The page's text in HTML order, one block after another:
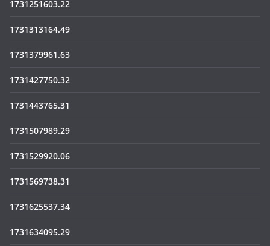
1731251603.22
1731313164.49
1731379961.63
1731427750.32
1731443765.31
1731507989.29
1731529920.06
1731569738.31
1731625537.34
1731634095.29